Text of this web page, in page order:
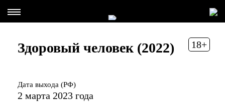
18+
Здоровый человек (2022)
Дата выхода (РФ)
2 марта 2023 года